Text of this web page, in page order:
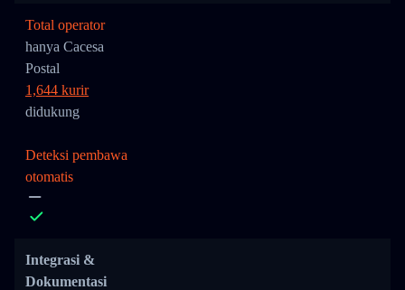
Total operator
hanya Cacesa
Postal
1,644 kurir
didukung
Deteksi pembawa
otomatis
Integrasi &
Dokumentasi